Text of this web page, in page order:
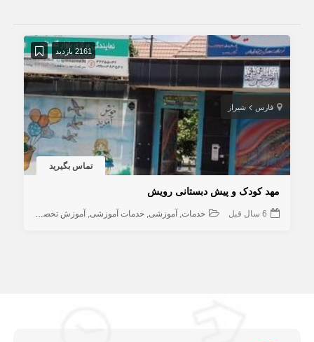
2161 بازدید
فارس شیراز
تماس بگیرید
مهد کودک و پیش دبستانی رویش
6 سال قبل خدمات آموزشی خدمات آموزشی آموزش تخصصی